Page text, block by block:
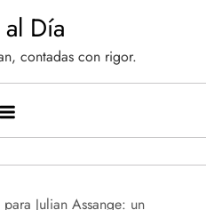
al Día
contadas con rigor.